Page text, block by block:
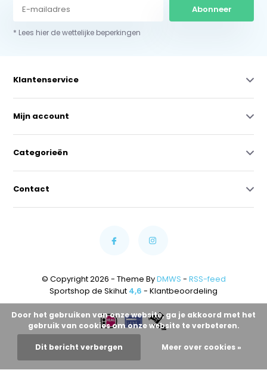
Abonneer
* Lees hier de wettelijke beperkingen
Klantenservice
Mijn account
Categorieën
Contact
© Copyright 2026 - Theme ByDMWS - RSS-feed
Sportshop de Skihut 4,6 - Klantbeoordeling
Door het gebruiken van onze website, ga je akkoord met het
gebruik van cookies om onze website te verbeteren.
Dit bericht verbergen Meer over cookies »